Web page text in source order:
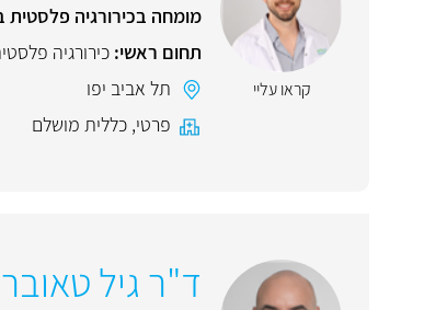
קראו עליי
מומחה בכירורגיה
תחום ראשי: כירורגיה
תל אביב יפו
פרטי, כללית מושלם
ד"ר גיל טאובר